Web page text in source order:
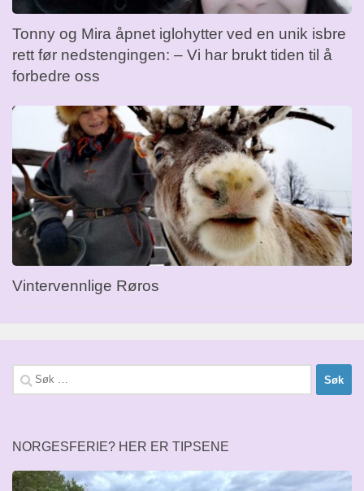
Tonny og Mira åpnet iglohytter ved en unik isbre
rett før nedstengingen: – Vi har brukt tiden til å
forbedre oss
Vintervennlige Røros
Søk
etter:
NORGESFERIE? HER ER TIPSENE